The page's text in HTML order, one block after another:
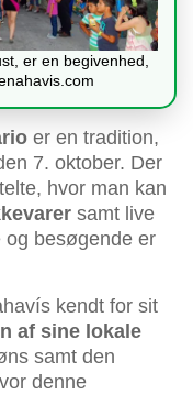
er en begivenhed,
er en tradition,
7. oktober. Der
hvor man kan
samt live
og besøgende er
kendt for sit
af sine lokale
samt den
denne